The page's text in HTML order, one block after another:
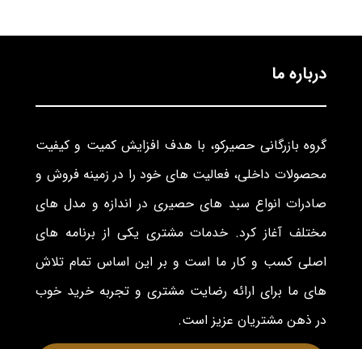
درباره ما
گروه بازرگانی حصیرکو، با هدف افزایش کمیت و کیفیت
محصولات داخلی، فعالیت های خود را در زمینه فروش و
صادرات انواع سبد های حصیری در اندازه و مدل های
مختلف آغاز کرد. خدمات مشتری یکی از برنامه های
اصلی کسب و کار ما است و بر این اساس تمام تلاش
های ما برای ارائه رضایت مشتری و تجربه خرید خوب
در ذهن مشتریان عزیز است.